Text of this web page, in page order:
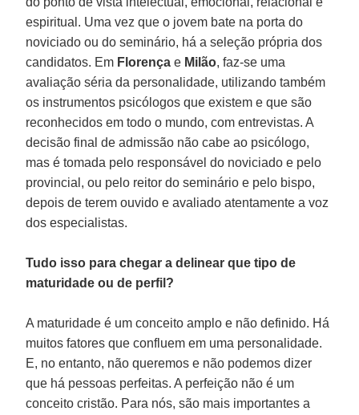
espiritual. Uma vez que o jovem bate na porta do
noviciado ou do seminário, há a seleção própria dos
candidatos. Em Florença e Milão, faz-se uma
avaliação séria da personalidade, utilizando também
os instrumentos psicólogos que existem e que são
reconhecidos em todo o mundo, com entrevistas. A
decisão final de admissão não cabe ao psicólogo,
mas é tomada pelo responsável do noviciado e pelo
provincial, ou pelo reitor do seminário e pelo bispo,
depois de terem ouvido e avaliado atentamente a voz
dos especialistas.
Tudo isso para chegar a delinear que tipo de
maturidade ou de perfil?
A maturidade é um conceito amplo e não definido. Há
muitos fatores que confluem em uma personalidade.
E, no entanto, não queremos e não podemos dizer
que há pessoas perfeitas. A perfeição não é um
conceito cristão. Para nós, são mais importantes a